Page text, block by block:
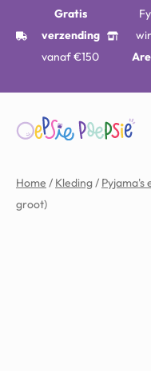
Gratis
verzending
vanaf €150
Home / Kleding/ Pyjama's
groot)